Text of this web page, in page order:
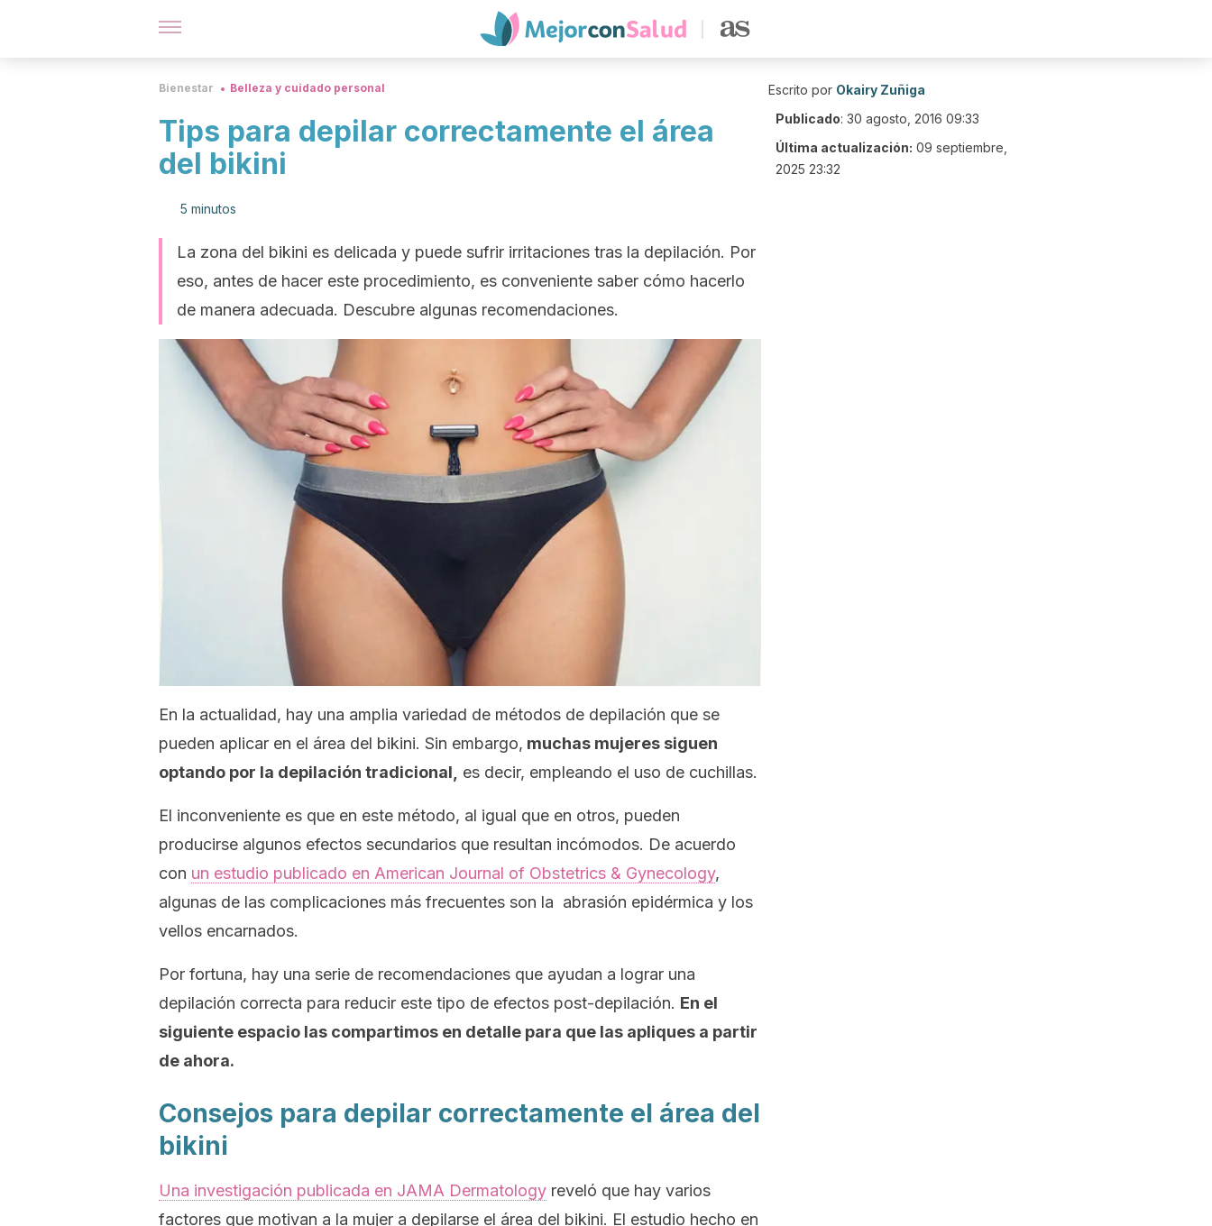
Bienestar Belleza y cuidado personal
Tips para depilar correctamente el área
del bikini
5 minutos
La zona del bikini es delicada y puede sufrir irritaciones tras la depilación. Por
eso, antes de hacer este procedimiento, es conveniente saber cómo hacerlo
de manera adecuada. Descubre algunas recomendaciones.
En la actualidad, hay una amplia variedad de métodos de depilación que se
pueden aplicar en el área del bikini. Sin embargo, muchas mujeres siguen
optando por la depilación tradicional,
es decir, empleando el uso de cuchillas.
El inconveniente es que en este método, al igual que en otros, pueden
producirse algunos efectos secundarios que resultan incómodos. De acuerdo
con un estudio publicado en American Journal of Obstetrics & Gynecology,
algunas de las complicaciones más frecuentes son la abrasión epidérmica y los
vellos encarnados.
Por fortuna, hay una serie de recomendaciones que ayudan a lograr una
depilación correcta para reducir este tipo de efectos post-depilación. En el
siguiente espacio las compartimos en detalle para que las apliques a partir
de ahora.
Consejos para depilar correctamente el área del
bikini
Una investigación publicada en JAMA Dermatology reveló que hay varios
factores que motivan a la mujer a depilarse el área del bikini. El estudio hecho en
Escrito por Okairy Zuñiga
Publicado: 30 agosto, 2016 09:33
Última actualización: 09 septiembre,
2025 23:32